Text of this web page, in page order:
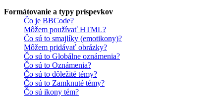
Formátovanie a typy príspevkov
Čo je BBCode?
Môžem používať HTML?
Čo sú to smajlíky (emotikony)?
Môžem pridávať obrázky?
Čo sú to Globálne oznámenia?
Čo sú to Oznámenia?
Čo sú to dôležité témy?
Čo sú to Zamknuté témy?
Čo sú ikony tém?